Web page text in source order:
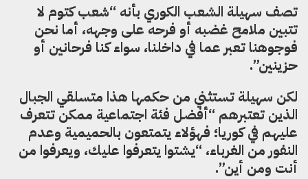
تصف سهيلة الشعب الكوري بأنه “شعب كتوم لا
تتبين ملامح غضبه أو فرحه على وجهه، أما نحن
فوجوهنا تعبر عما في داخلنا، سواء كنا فرحانين أو
حزينين”.
لكن سهيلة تستثني من حكمها هذا متسلقي الجبال
الذين تعتبرهم “أفضل فئة اجتماعية ممكن تتعرف
عليهم في كوريا؛ فهؤلاء يتمتعون بالحميمية وعدم
النفور من الغرباء، “يشتوا يتعرفوا عليك، ويعرفوا من
أنت ومن أين”.